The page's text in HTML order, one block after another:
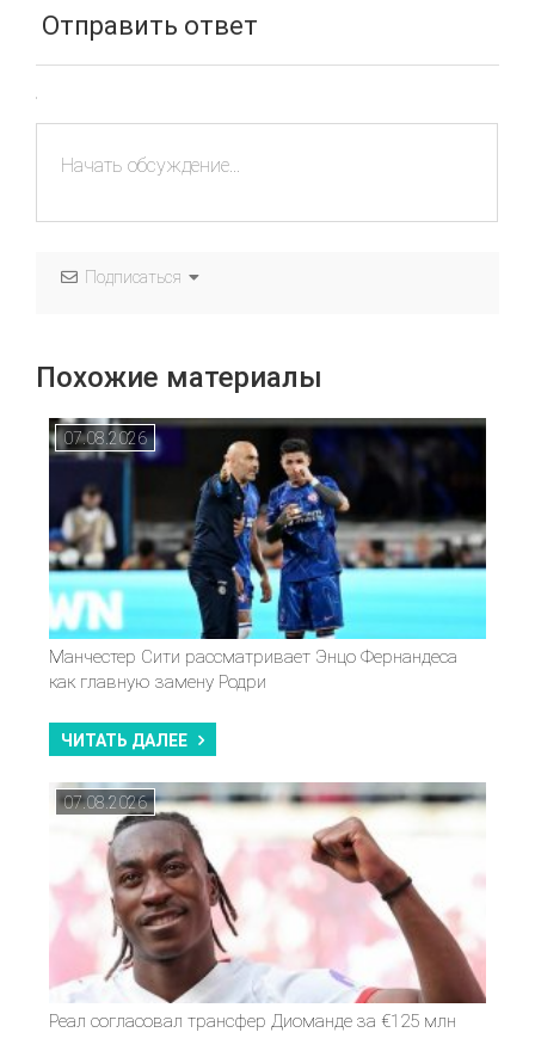
Отправить ответ
Подписаться
Похожие материалы
07.08.2026
Манчестер Сити рассматривает Энцо Фернандеса
как главную замену Родри
ЧИТАТЬ ДАЛЕЕ
07.08.2026
Реал согласовал трансфер Диоманде за €125 млн